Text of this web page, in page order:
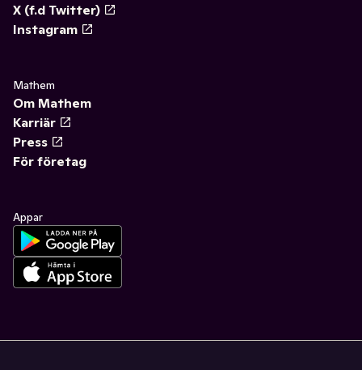
X (f.d Twitter)
Instagram
Mathem
Om Mathem
Karriär
Press
För företag
Appar